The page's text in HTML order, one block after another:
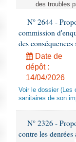
des troubles
N° 2644 -
commission
des
Date de
dépôt :
14/04/2026
Voir le dossier (Les
sanitaires de son
N° 2326 -
contre les